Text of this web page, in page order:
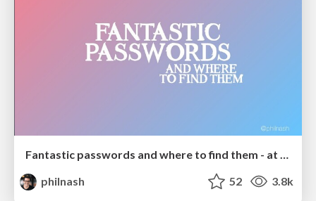
Fantastic passwords and where to find them - at NoRuKo
philnash
52 3.8k